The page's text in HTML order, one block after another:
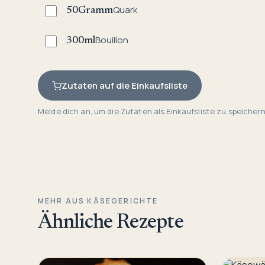
50GrammQuark
300mlBouillon
Zutaten auf die Einkaufsliste
Melde dich an, um die Zutaten als Einkaufsliste zu
MEHR AUS KÄSEGERICHTE
Ähnliche Rezepte